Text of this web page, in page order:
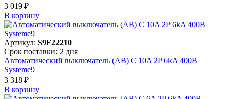
3 019 ₽
В корзинy
Артикул: S9F22210
Срок поставки: 2 дня
Автоматический выключатель (АВ) C 10A 2P 6kA 400В
Systeme9
3 318 ₽
В корзинy